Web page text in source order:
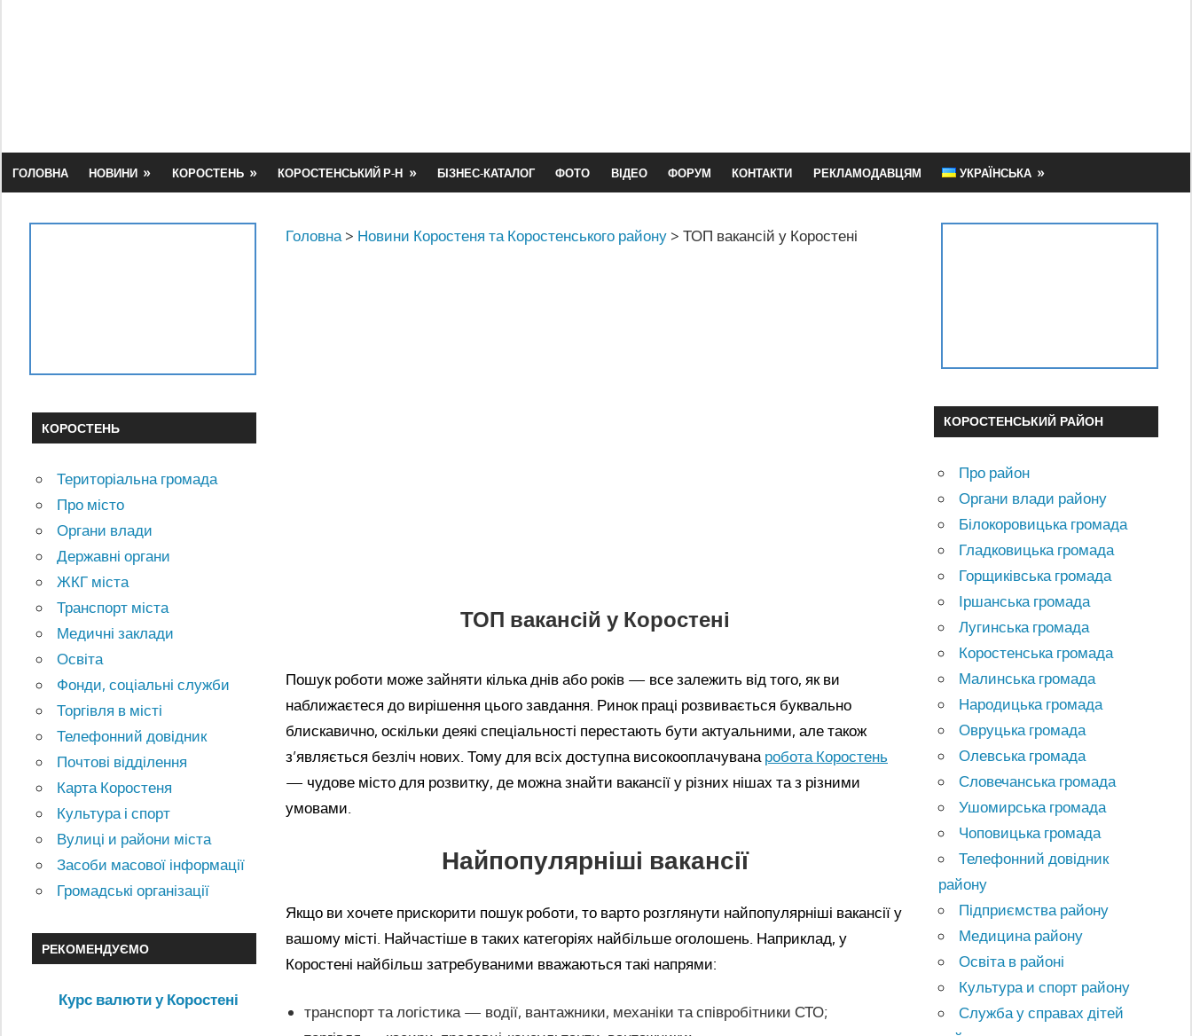
ГОЛОВНА НОВИНИ КОРОСТЕНЬ КОРОСТЕНСЬКИЙ Р-Н БІЗНЕС-КАТАЛОГ ФОТО ВІДЕО ФОРУМ КОНТАКТИ РЕКЛАМОДАВЦЯМ УКРАЇНСЬКА
Головна > Новини Коростеня та Коростенського району > ТОП вакансій у Коростені
ТОП вакансій у Коростені
Пошук роботи може зайняти кілька днів або років — все залежить від того, як ви
наближаєтеся до вирішення цього завдання. Ринок праці розвивається буквально
блискавично, оскільки деякі спеціальності перестають бути актуальними, але також
з’являється безліч нових. Тому для всіх доступна високооплачувана робота Коростень
— чудове місто для розвитку, де можна знайти вакансії у різних нішах та з різними
умовами.
Найпопулярніші вакансії
Якщо ви хочете прискорити пошук роботи, то варто розглянути найпопулярніші вакансії у
вашому місті. Найчастіше в таких категоріях найбільше оголошень. Наприклад, у
Коростені найбільш затребуваними вважаються такі напрями:
транспорт та логістика — водії, вантажники, механіки та співробітники СТО;
КОРОСТЕНЬ
Територіальна громада
Про місто
Органи влади
Державні органи
ЖКГ міста
Транспорт міста
Медичні заклади
Освіта
Фонди, соціальні служби
Торгівля в місті
Телефонний довідник
Почтові відділення
Карта Коростеня
Культура і спорт
Вулиці и райони міста
Засоби масової інформації
Громадські організації
РЕКОМЕНДУЄМО
Курс валюти у Коростені
КОРОСТЕНСЬКИЙ РАЙОН
Про район
Органи влади району
Білокоровицька громада
Гладковицька громада
Горщиківська громада
Іршанська громада
Лугинська громада
Коростенська громада
Малинська громада
Народицька громада
Овруцька громада
Олевська громада
Словечанська громада
Ушомирська громада
Чоповицька громада
Телефонний довідник
району
Підприємства району
Медицина району
Освіта в районі
Культура и спорт району
Служба у справах дітей